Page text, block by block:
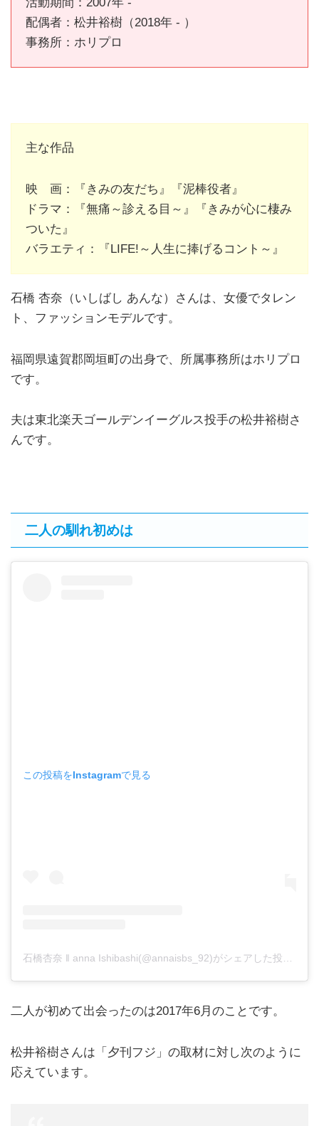
活動期間：2007年 -
配偶者：松井裕樹（2018年 - ）
事務所：ホリプロ
主な作品
映 画：『きみの友だち』『泥棒役者』
ドラマ：『無痛～診える目～』『きみが心に棲み
ついた』
バラエティ：『LIFE!～人生に捧げるコント～』
石橋 杏奈（いしばし あんな）さんは、女優でタレン
ト、ファッションモデルです。
福岡県遠賀郡岡垣町の出身で、所属事務所はホリプロ
です。
夫は東北楽天ゴールデンイーグルス投手の松井裕樹さ
んです。
二人の馴れ初めは
この投稿をInstagramで見る
二人が初めて出会ったのは2017年6月のことです。
松井裕樹さんは「夕刊フジ」の取材に対し次のように
応えています。